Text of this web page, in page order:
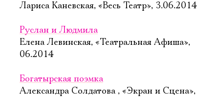
Лариса Каневская, «Весь Театр», 3.06.2014
Руслан и Людмила
Елена Левинская, «Театральная Афиша»,
06.2014
Богатырская поэмка
Александра Солдатова , «Экран и Сцена»,